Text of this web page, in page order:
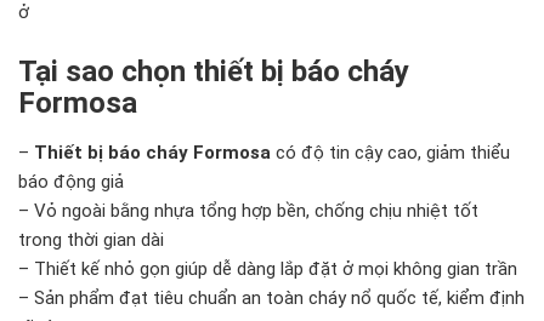
ở
Tại sao chọn thiết bị báo cháy
Formosa
– Thiết bị báo cháy Formosa có độ tin cậy cao, giảm thiểu
báo động giả
– Vỏ ngoài bằng nhựa tổng hợp bền, chống chịu nhiệt tốt
trong thời gian dài
– Thiết kế nhỏ gọn giúp dễ dàng lắp đặt ở mọi không gian trần
– Sản phẩm đạt tiêu chuẩn an toàn cháy nổ quốc tế, kiểm định